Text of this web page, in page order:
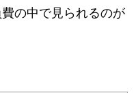
の中で見られるのが